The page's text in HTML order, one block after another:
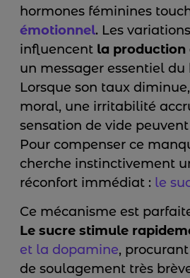
hormones féminines
émotionnel. Les
influencent la production
un messager essentiel du
Lorsque son taux
moral, une irritabilité
sensation de vide
Pour compenser ce
cherche instinctivement
réconfort immédiat : le
Ce mécanisme est
Le sucre stimule
et la dopamine,
de soulagement très